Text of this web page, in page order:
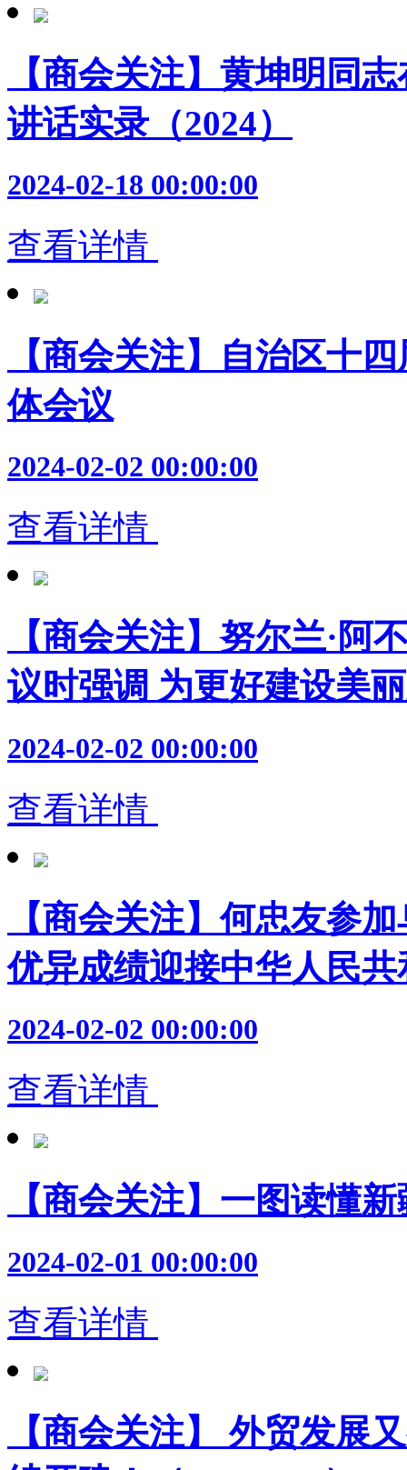
【商会关注】黄坤明同
讲话实录（2024）
2024-02-18 00:00:00
查看详情
【商会关注】自治区十
体会议
2024-02-02 00:00:00
查看详情
【商会关注】努尔兰·阿
议时强调 为更好建设美
2024-02-02 00:00:00
查看详情
【商会关注】何忠友参
优异成绩迎接中华人民
2024-02-02 00:00:00
查看详情
【商会关注】一图读懂
2024-02-01 00:00:00
查看详情
【商会关注】 外贸发展